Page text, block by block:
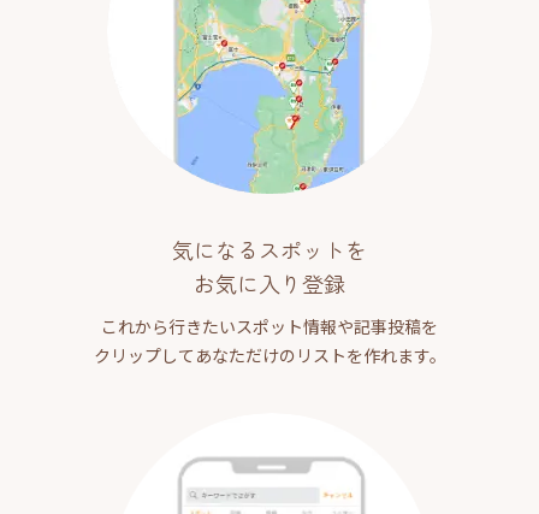
気になるスポットを
お気に入り登録
これから行きたいスポット情報や記事投稿を
クリップしてあなただけのリストを作れます。